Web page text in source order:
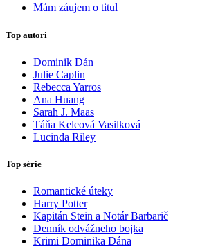
Mám záujem o titul
Top autori
Dominik Dán
Julie Caplin
Rebecca Yarros
Ana Huang
Sarah J. Maas
Táňa Keleová Vasilková
Lucinda Riley
Top série
Romantické úteky
Harry Potter
Kapitán Stein a Notár Barbarič
Denník odvážneho bojka
Krimi Dominika Dána